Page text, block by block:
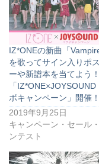
IZ*ONEの新曲「Vampire
を歌ってサイン入りポ
ーや新譜本を当てよう！
「IZ*ONE×JOYSOUND
ボキャンペーン」開催！
2019年9月25日
キャンペーン・セール
ンテスト